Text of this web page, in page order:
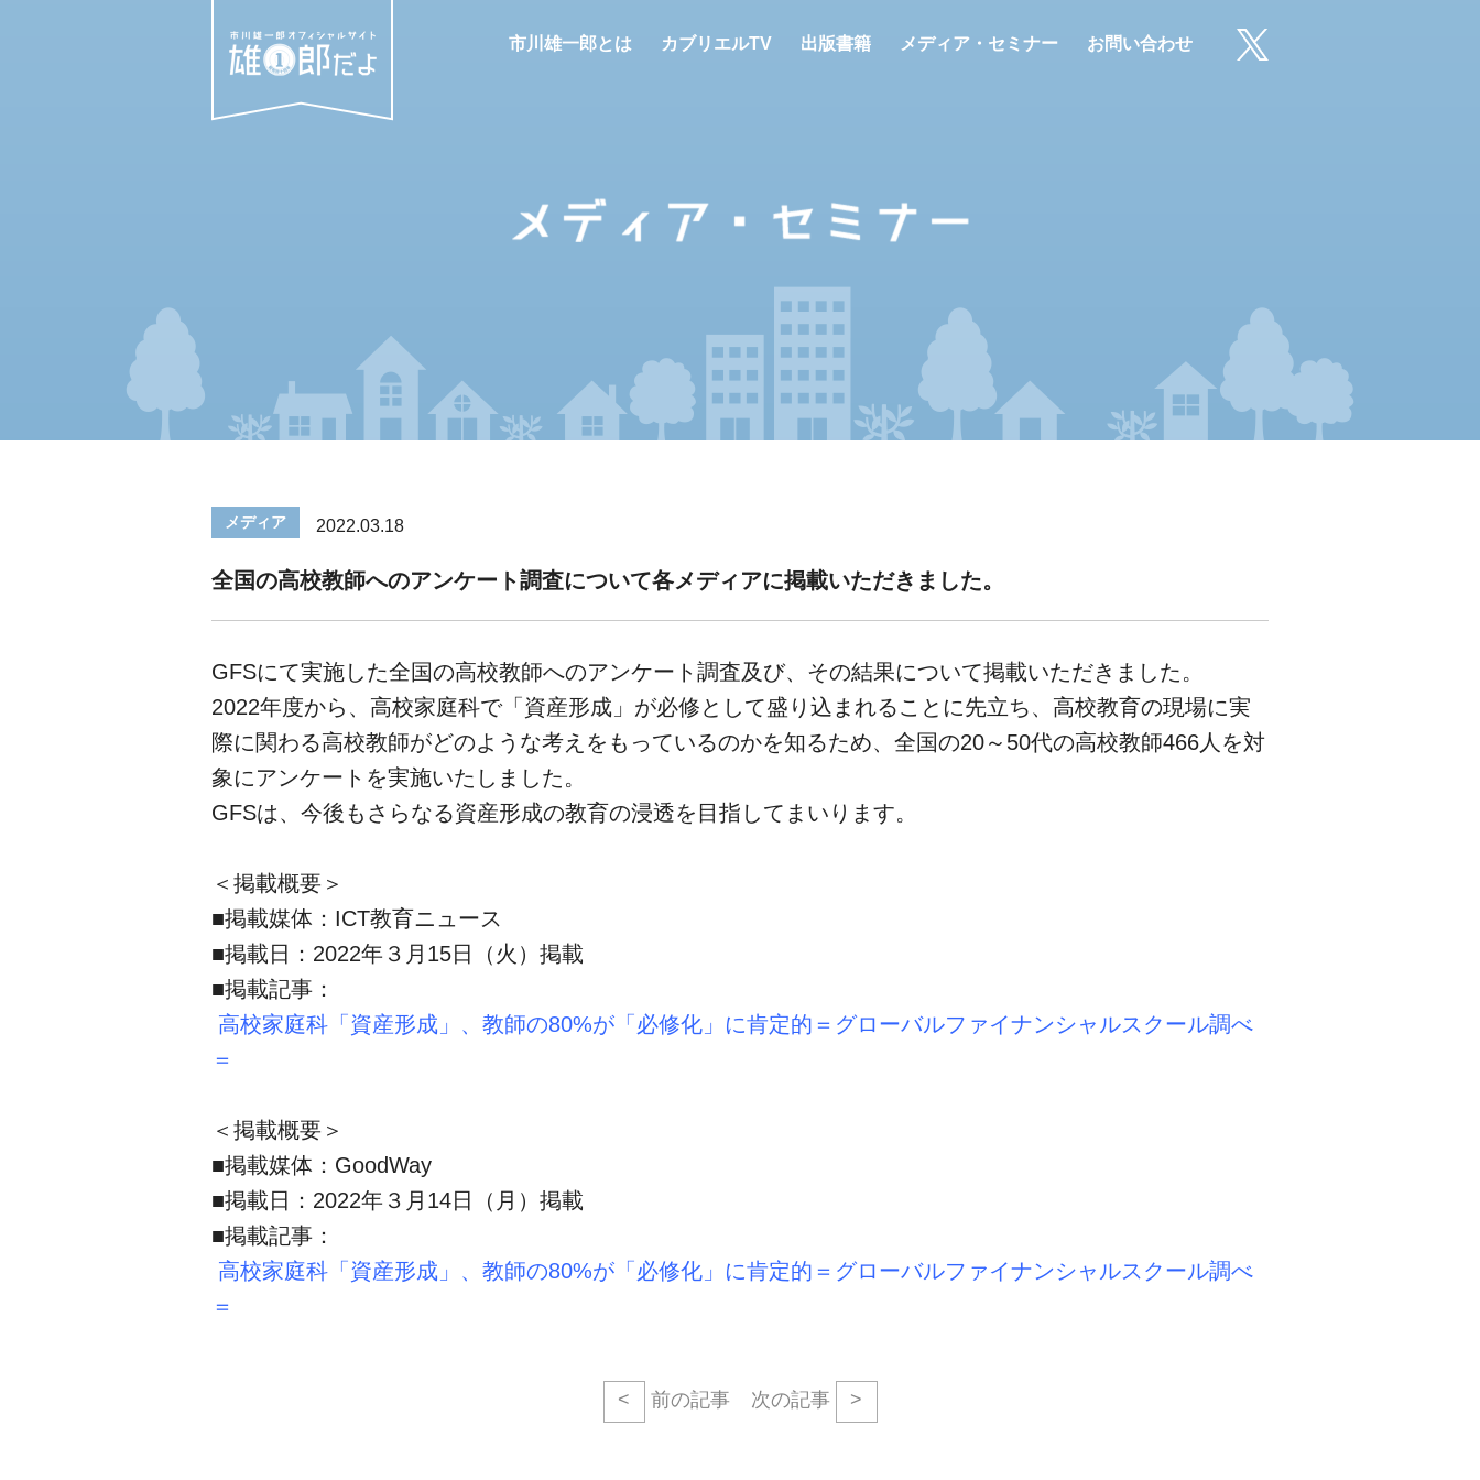
市川雄一郎とは カブリエルTV 出版書籍 メディア・セミナー お問い合わせ
メディア 2022.03.18
全国の高校教師へのアンケート調査について各メディアに掲載いただきました。
GFSにて実施した全国の高校教師へのアンケート調査及び、その結果について掲載いただきました。
2022年度から、高校家庭科で「資産形成」が必修として盛り込まれることに先立ち、高校教育の現場に実
際に関わる高校教師がどのような考えをもっているのかを知るため、全国の20～50代の高校教師466人を対
象にアンケートを実施いたしました。
GFSは、今後もさらなる資産形成の教育の浸透を目指してまいります。
＜掲載概要＞
■掲載媒体：ICT教育ニュース
■掲載日：2022年３月15日（火）掲載
■掲載記事：
高校家庭科「資産形成」、教師の80%が「必修化」に肯定的＝グローバルファイナンシャルスクール調べ
＝
＜掲載概要＞
■掲載媒体：GoodWay
■掲載日：2022年３月14日（月）掲載
■掲載記事：
高校家庭科「資産形成」、教師の80%が「必修化」に肯定的＝グローバルファイナンシャルスクール調べ
＝
< 前の記事 次の記事 >